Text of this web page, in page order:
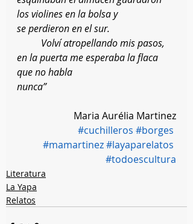
los violines en la bolsa y
se perdieron en el sur.
en la puerta me esperaba la flaca
que no habla
nunca”
Maria Aurélia Martinez
#cuchilleros #borges
#mamartinez#layaparelatos
#todoescultura
Literatura
La Yapa
Relatos